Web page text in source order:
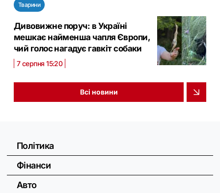
Тварини
Дивовижне поруч: в Україні
мешкає найменша чапля Європи,
чий голос нагадує гавкіт собаки
7 серпня 15:20
Всі новини
Політика
Фінанси
Авто